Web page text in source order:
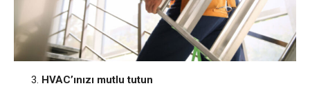
HVAC’ınızı mutlu tutun